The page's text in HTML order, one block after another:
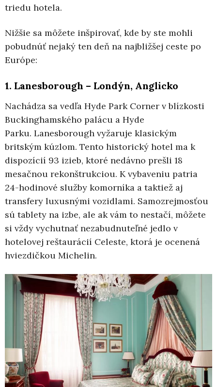
triedu hotela.
Nižšie sa môžete inšpirovať, kde by ste mohli
pobudnúť nejaký ten deň na najbližšej ceste po
Európe:
1. Lanesborough – Londýn, Anglicko
Nachádza sa vedľa Hyde Park Corner v blízkosti
Buckinghamského palácu a Hyde
Parku. Lanesborough vyžaruje klasickým
britským kúzlom. Tento historický hotel ma k
dispozícií 93 izieb, ktoré nedávno prešli 18
mesačnou rekonštrukciou. K vybaveniu patria
24-hodinové služby komorníka a taktiež aj
transfery luxusnými vozidlami. Samozrejmosťou
sú tablety na izbe, ale ak vám to nestačí, môžete
si vždy vychutnať nezabudnuteľné jedlo v
hotelovej reštaurácií Celeste, ktorá je ocenená
hviezdičkou Michelin.